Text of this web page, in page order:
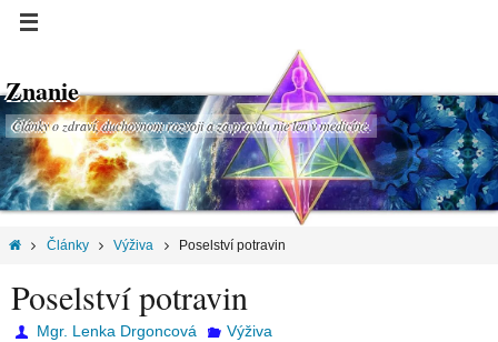
Znanie
Články o zdraví, duchovnom rozvoji a za pravdu nie len v medicíne.
Články Výživa Poselství potravin
Poselství potravin
Mgr. Lenka Drgoncová Výživa